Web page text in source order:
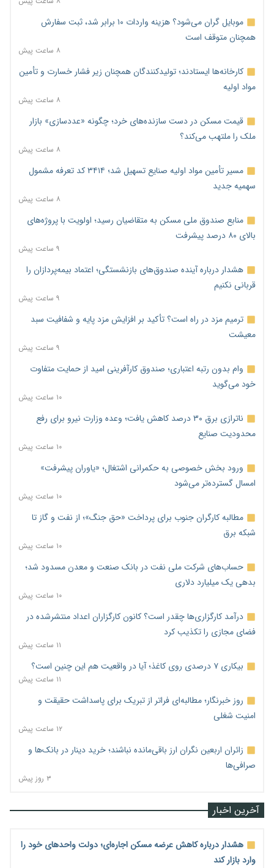
موبایل گران می‌شود؟ هزینه واردات ۱۰ برابر شد، ثبت سفارش
همچنان متوقف است
۸ ساعت پیش
کارخانه‌ها ایستادند؛ تولیدکنندگان همچنان زیر فشار خسارت و تأمین
مواد اولیه
۸ ساعت پیش
قیمت مسکن در دست سازنده‌های خرد؛ چگونه «عددسازی» بازار
ملک را ملتهب می‌کند؟
۸ ساعت پیش
مسیر تأمین مواد اولیه صنایع تسهیل شد؛ ۳۴۱۴ کد تعرفه مشمول
سهمیه جدید
۸ ساعت پیش
منابع صندوق ملی مسکن به متقاضیان رسید؛ اولویت با پروژه‌های
بالای ۸۰ درصد پیشرفت
۹ ساعت پیش
هشدار درباره آینده صندوق‌های بازنشستگی؛ اعتماد بیمه‌پردازان را
قربانی نکنیم
۹ ساعت پیش
ترمیم مزد در راه است؟ تأکید بر افزایش مزد پایه و شفافیت سبد
معیشت
۹ ساعت پیش
وام بدون رتبه اعتباری؛ صندوق کارآفرینی امید از حمایت متفاوت
خود می‌گوید
۱۰ ساعت پیش
ناترازی برق ۳۰ درصد کاهش یافت؛ وعده وزارت نیرو برای رفع
محدودیت صنایع
۱۰ ساعت پیش
ورود بخش خصوصی به حکمرانی اشتغال؛ «یاوران پیشرفت»
امسال گسترده‌تر می‌شود
۱۰ ساعت پیش
مطالبه کارگران جنوب برای پرداخت «حق جنگ»؛ از نفت و گاز تا
شبکه برق
۱۰ ساعت پیش
حساب‌های شرکت ملی نفت در بانک صنعت و معدن مسدود شد؛
بدهی یک میلیارد دلاری
۱۰ ساعت پیش
درآمد کارگزاری‌ها چقدر است؟ کانون کارگزاران اعداد منتشرشده در
فضای مجازی را تکذیب کرد
۱۱ ساعت پیش
بیکاری ۷ درصدی روی کاغذ؛ آیا در واقعیت هم این چنین است؟
۱۱ ساعت پیش
روز خبرنگار؛ مطالبه‌ای فراتر از تبریک برای پاسداشت حقیقت و
امنیت شغلی
۱۲ ساعت پیش
زائران اربعین نگران ارز باقی‌مانده نباشند؛ خرید دینار در بانک‌ها و
صرافی‌ها
۳ روز پیش
آخرین اخبار
هشدار درباره کاهش عرضه مسکن اجاره‌ای؛ دولت واحدهای خود را
وارد بازار کند